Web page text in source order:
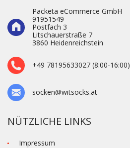
Packeta eCommerce GmbH
91951549
Postfach 3
Litschauerstraße 7
3860 Heidenre­ichstein
+49 78195633027 (8:00-16:00)
socken@witsocks.at
NÜTZLICHE LINKS
Impressum